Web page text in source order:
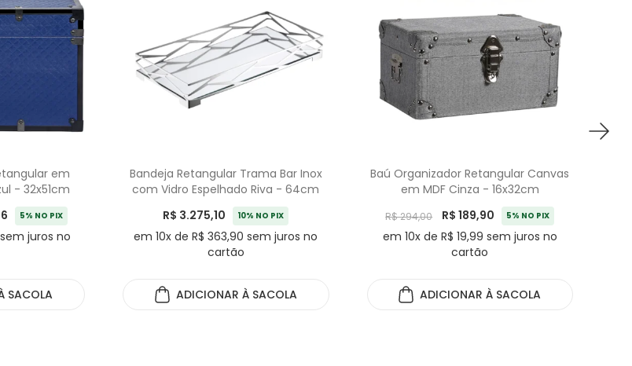
em
- 32x51cm
5% NO PIX
juros no
SACOLA
Bandeja Retangular Trama Bar Inox
com Vidro Espelhado Riva - 64cm
R$ 3.275,10
10% NO PIX
em 10x de R$ 363,90 sem juros no
cartão
ADICIONAR À SACOLA
Baú Organizador Retangular Canvas
em MDF Cinza - 16x32cm
R$ 294,00 R$ 189,90 5% NO PIX
em 10x de R$ 19,99 sem juros no
cartão
ADICIONAR À SACOLA